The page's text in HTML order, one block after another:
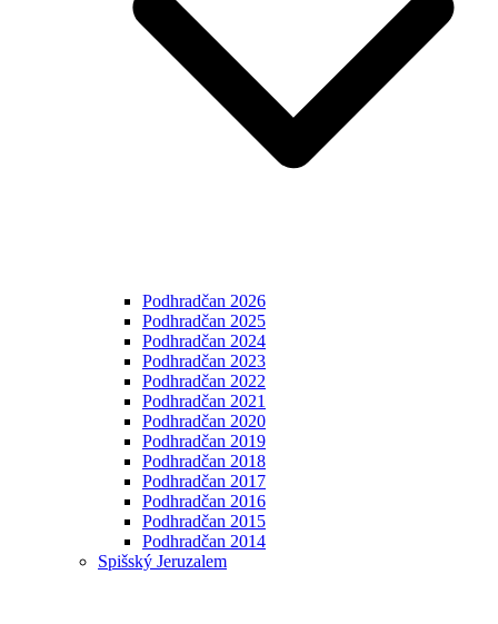
Podhradčan 2026
Podhradčan 2025
Podhradčan 2024
Podhradčan 2023
Podhradčan 2022
Podhradčan 2021
Podhradčan 2020
Podhradčan 2019
Podhradčan 2018
Podhradčan 2017
Podhradčan 2016
Podhradčan 2015
Podhradčan 2014
Spišský Jeruzalem